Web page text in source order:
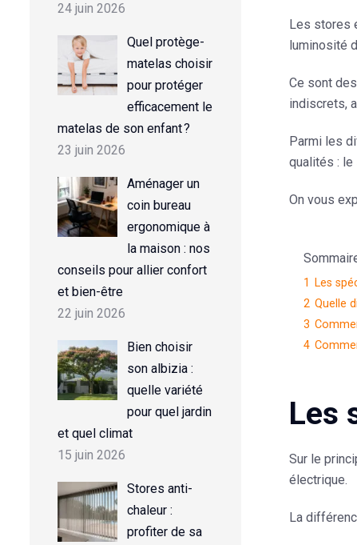
24 juin 2026
Quel protège-
matelas choisir
pour protéger
efficacement le
matelas de son enfant ?
23 juin 2026
Aménager un
coin bureau
ergonomique à
la maison : nos
conseils pour allier confort
et bien-être
22 juin 2026
Bien choisir
son albizia :
quelle variété
pour quel jardin
et quel climat
15 juin 2026
Stores anti-
chaleur :
profiter de sa
Les stores
luminosité
Ce sont
indiscrets,
Parmi les
qualités : le
On vous
1
Les
2 Quelle
3
4
Les
Sur le
électrique.
La